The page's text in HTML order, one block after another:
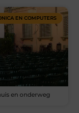
EN COMPUTERS
en onderweg